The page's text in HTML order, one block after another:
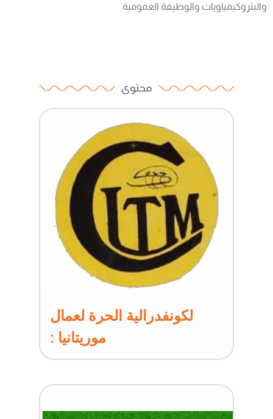
والبتروكيمياويات والوظيفة العمومية
محتوى
لكونفدرالية الحرة لعمال
موريتانيا :